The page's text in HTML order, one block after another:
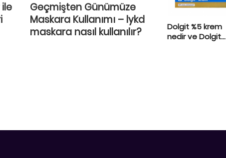
Geçmişten Günümüze
Maskara Kullanımı – lykd
maskara nasıl kullanılır?
Dolgit %5 krem
nedir ve Dolgit...